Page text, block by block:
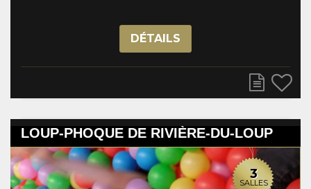
DÉTAILS
LOUP-PHOQUE DE RIVIÈRE-DU-LOUP
3
SALLES